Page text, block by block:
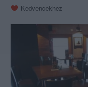
Kedvencekhez